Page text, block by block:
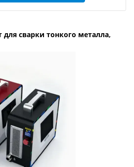
сварки тонкого металла,